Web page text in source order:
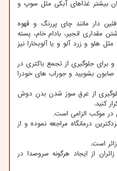
بیشتر غذاهای آبکی مثل سوپ و
دار مانند چای پررنگ و قهوه
مقداری انجیر، بادام خام، پسته
هلو و زرد آلو و یا آلوبخارا نیز
و برای جلوگیری از تجمع باکتری در
صابون بشویید و جوراب های خودرا
از عرق سوز شدن بدن دوش
کنید.
درمانگاه مراجعه نموده و از
از ایجاد هرگونه سروصدا در